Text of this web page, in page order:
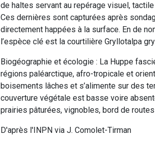
de haltes servant au repérage visuel,
Ces dernières sont capturées après
directement happées à la surface. En de
l’espèce clé est la courtilière Gryllotalpa
Biogéographie et écologie : La Huppe
régions paléarctique, afro-tropicale et
boisements lâches et s’alimente sur des
couverture végétale est basse voire
prairies pâturées, vignobles, bord de
D'après l'INPN via J. Comolet-Tirman